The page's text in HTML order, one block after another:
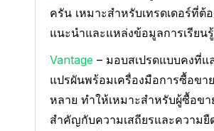
ครัน เหมาะสำหรับเทรดเดอร์ที่ต้
แนะนำและแหล่งข้อมูลการเรียนรู้
Vantage – มอบสเปรดแบบคงที่แ
แปรผันพร้อมเครื่องมือการซื้อขา
หลาย ทำให้เหมาะสำหรับผู้ซื้อข
สำคัญกับความเสถียรและความยื